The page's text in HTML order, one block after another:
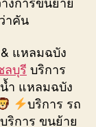
าคัน
แหลมฉบัง
ลบุรี บริการ
ำ แหลมฉบัง
บริการ รถ
บริการ ขนย้าย